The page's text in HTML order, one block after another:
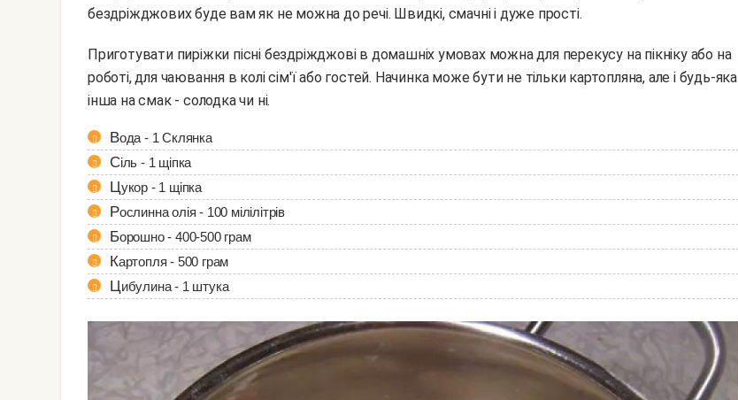
бездріжджових буде вам як не можна до речі. Швидкі, смачні і дуже прості.
Приготувати пиріжки пісні бездріжджові в домашніх умовах можна для перекусу на пікніку або на
роботі, для чаювання в колі сім'ї або гостей. Начинка може бути не тільки картопляна, але і будь-яка
інша на смак - солодка чи ні.
Вода - 1 Склянка
Сіль - 1 щіпка
Цукор - 1 щіпка
Рослинна олія - 100 мілілітрів
Борошно - 400-500 грам
Картопля - 500 грам
Цибулина - 1 штука